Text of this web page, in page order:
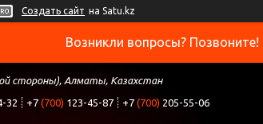
Создать сайт на Satu.kz
Возникли вопросы?
стороны), Алматы, Казахстан
32 +7 (700) 123-45-87 +7 (700) 205-55-06